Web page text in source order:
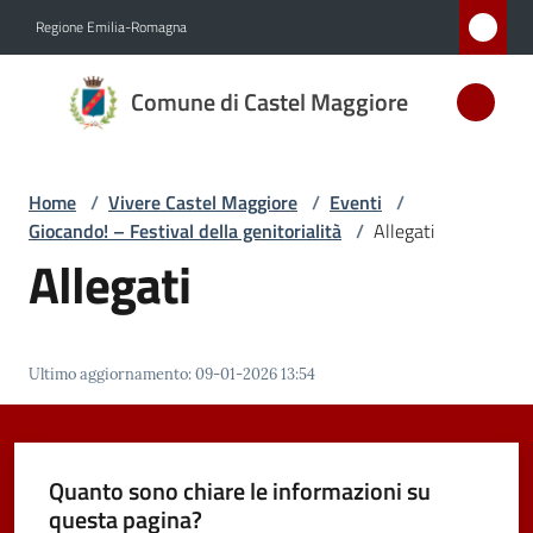
Regione Emilia-Romagna
Comune di Castel Maggiore
Comune
di Castel
D'ARGENTO
AL MERITO
Amministrazione
Novità
Servizi
Home / Vivere Castel Maggiore / Eventi /
Giocando! – Festival della genitorialità / Allegati
Allegati
Ultimo aggiornamento:09-01-2026 13:54
Quanto sono chiare le informazioni su
questa pagina?